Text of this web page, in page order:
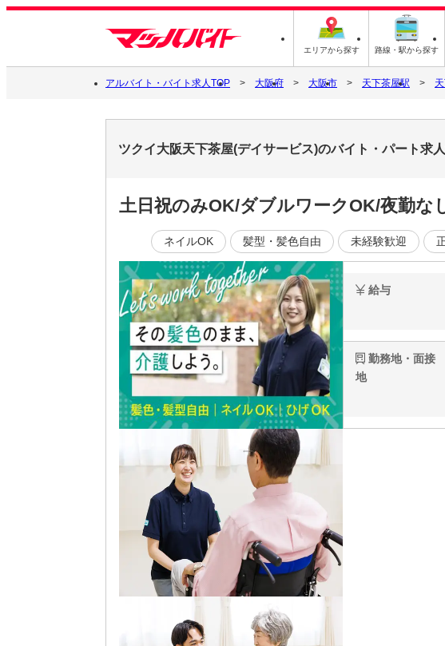
エリアから探す 路線・駅から探す
アルバイト・バイト求人TOP 大阪府 大阪市 天下茶屋駅
ツクイ大阪天下茶屋(デイサービス)のバイト・パート求
土日祝のみOK/ダブルワークOK/夜勤な
ネイルOK 髪型・髪色自由 未経験歓迎
給与
勤務地・面接
地